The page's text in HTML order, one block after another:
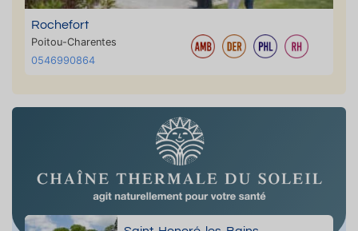
Rochefort
Poitou-Charentes
0546990864